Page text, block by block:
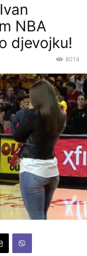
NBA
djevojku!
8014